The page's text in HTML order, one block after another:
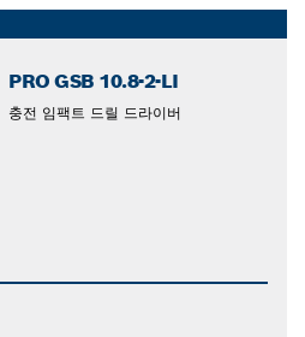
PRO GSB 10.8-2-LI
충전 임팩트 드릴 드라이버